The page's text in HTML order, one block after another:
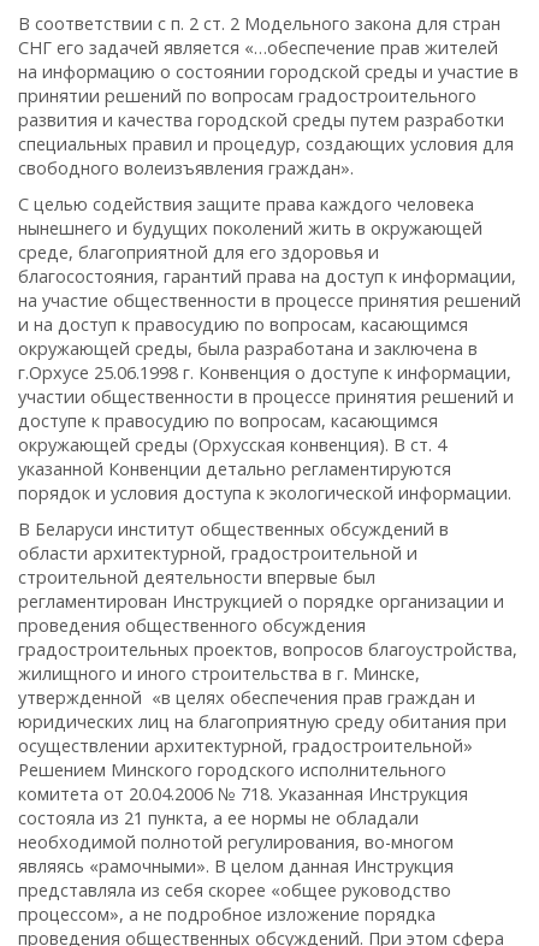
В соответствии с п. 2 ст. 2 Модельного закона для стран
СНГ его задачей является «…обеспечение прав жителей
на информацию о состоянии городской среды и участие в
принятии решений по вопросам градостроительного
развития и качества городской среды путем разработки
специальных правил и процедур, создающих условия для
свободного волеизъявления граждан».
С целью содействия защите права каждого человека
нынешнего и будущих поколений жить в окружающей
среде, благоприятной для его здоровья и
благосостояния, гарантий права на доступ к информации,
на участие общественности в процессе принятия решений
и на доступ к правосудию по вопросам, касающимся
окружающей среды, была разработана и заключена в
г.Орхусе 25.06.1998 г. Конвенция о доступе к информации,
участии общественности в процессе принятия решений и
доступе к правосудию по вопросам, касающимся
окружающей среды (Орхусская конвенция). В ст. 4
указанной Конвенции детально регламентируются
порядок и условия доступа к экологической информации.
В Беларуси институт общественных обсуждений в
области архитектурной, градостроительной и
строительной деятельности впервые был
регламентирован Инструкцией о порядке организации и
проведения общественного обсуждения
градостроительных проектов, вопросов благоустройства,
жилищного и иного строительства в г. Минске,
утвержденной «в целях обеспечения прав граждан и
юридических лиц на благоприятную среду обитания при
осуществлении архитектурной, градостроительной»
Решением Минского городского исполнительного
комитета от 20.04.2006 № 718. Указанная Инструкция
состояла из 21 пункта, а ее нормы не обладали
необходимой полнотой регулирования, во-многом
являясь «рамочными». В целом данная Инструкция
представляла из себя скорее «общее руководство
процессом», а не подробное изложение порядка
проведения общественных обсуждений. При этом сфера